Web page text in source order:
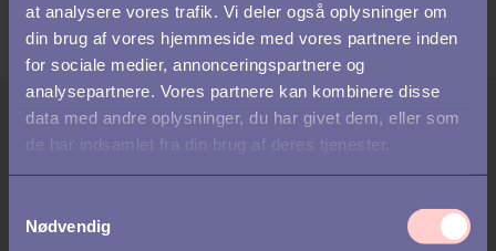
at analysere vores trafik. Vi deler også oplysninger om
din brug af vores hjemmeside med vores partnere inden
for sociale medier, annonceringspartnere og
analysepartnere. Vores partnere kan kombinere disse
data med andre oplysninger, du har givet dem, eller som
de har indsamlet fra din brug af deres tjenester.
Nødvendig
Forfatter:
Matilde er vores Marketingdirektør og har ansvaret for
vores globale markedsføring. Matilde har en masse